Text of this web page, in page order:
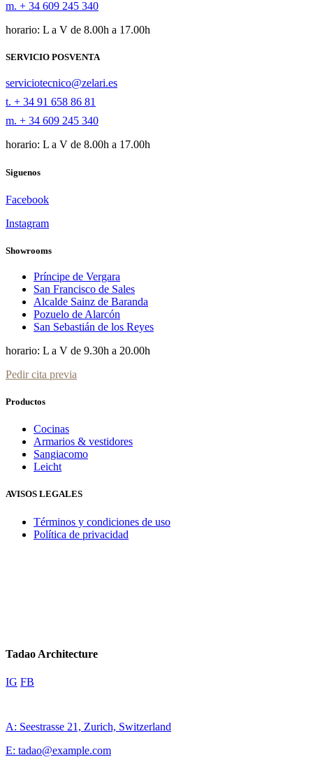
m. + 34 609 245 340
horario: L a V de 8.00h a 17.00h
SERVICIO POSVENTA
serviciotecnico@zelari.es
t. + 34 91 658 86 81
m. + 34 609 245 340
horario: L a V de 8.00h a 17.00h
Siguenos
Facebook
Instagram
Showrooms
Príncipe de Vergara
San Francisco de Sales
Alcalde Sainz de Baranda
Pozuelo de Alarcón
San Sebastián de los Reyes
horario: L a V de 9.30h a 20.00h
Pedir cita previa
Productos
Cocinas
Armarios & vestidores
Sangiacomo
Leicht
AVISOS LEGALES
Términos y condiciones de uso
Política de privacidad
Tadao Architecture
IG FB
A: Seestrasse 21, Zurich, Switzerland
E: tadao@example.com